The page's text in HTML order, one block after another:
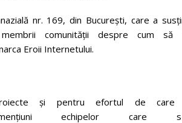
nr. 169, din București, care a
comunității despre cum să
Eroii Internetului.
și pentru efortul de care
echipelor care s-